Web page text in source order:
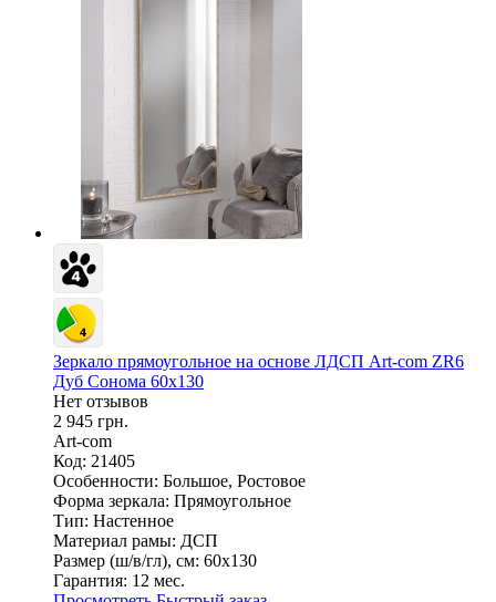
Зеркало прямоугольное на основе ЛДСП Art-com ZR6
Дуб Сонома 60х130
Нет отзывов
2 945 грн.
Art-com
Код: 21405
Особенности: Большое, Ростовое
Форма зеркала: Прямоугольное
Тип: Настенное
Материал рамы: ДСП
Размер (ш/в/гл), см: 60х130
Гарантия: 12 мес.